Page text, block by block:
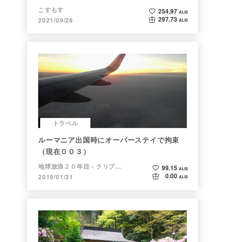
こすもす
2021/09/26
254.97 ALIS
297.73 ALIS
トラベル
ルーマニア出国時にオーバーステイで拘束
（現在００３）
地球放浪２０年目 - クリプトラベラー
2019/01/31
99.15 ALIS
0.00 ALIS